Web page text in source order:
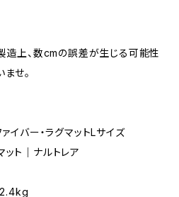
上、数cmの誤差が生じる可能性
せ。
イバー・ラグマットLサイズ
ト｜ナルトレア